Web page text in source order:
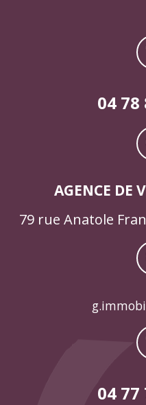
04 78
AGENCE DE
79 rue Anatole
04 77